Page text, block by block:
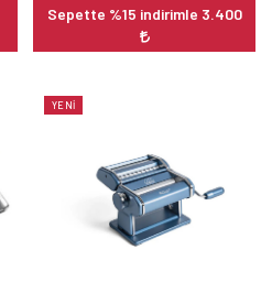
Sepette %15 indirimle 3.400
YENI